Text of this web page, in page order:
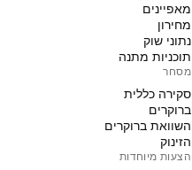
מאפיינים
מחירון
נתוני שוק
תוכניות מתנה
מסחר
סקירה כללית
ברוקרים
השוואת ברוקרים
הזינוק
הצעות מיוחדות